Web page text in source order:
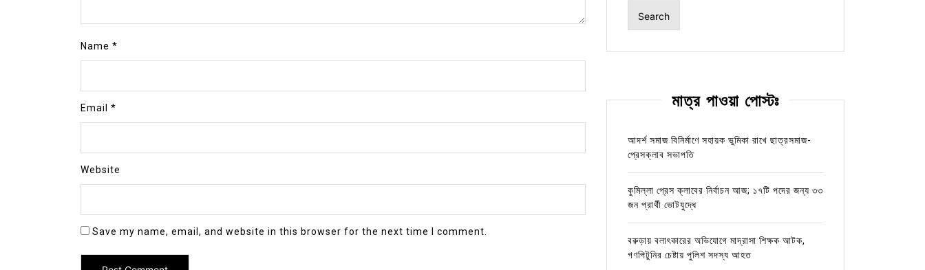
Name *
Email *
Website
Save my name, email, and website in this browser for the next time I comment.
মাত্র পাওয়া পোস্টঃ
আদর্শ সমাজ বিনির্মাণে সহায়ক ভুমিকা রাখে ছাত্রসমাজ-
প্রেসক্লাব সভাপতি
কুমিল্লা প্রেস ক্লাবের নির্বাচন আজ; ১৭টি পদের জন্য ৩৩
জন প্রার্থী ভোটযুদ্ধে
বরুড়ায় বলাৎকারের অভিযোগে মাদ্রাসা শিক্ষক আটক,
গণপিটুনির চেষ্টায় পুলিশ সদস্য আহত